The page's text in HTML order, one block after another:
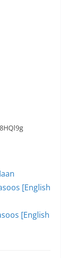
[English
[English